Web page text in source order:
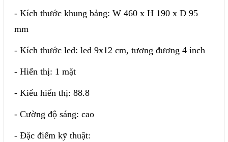
- Kích thước khung bảng: W 460 x H 190 x D 95
mm
- Kích thước led: led 9x12 cm, tương đương 4 inch
- Hiển thị: 1 mặt
- Kiểu hiển thị: 88.8
- Cường độ sáng: cao
- Đặc điểm kỹ thuật: